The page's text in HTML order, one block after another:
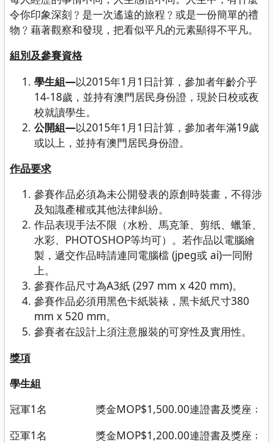
令你印象深刻﹖是一次遙遠的旅程﹖或是一份簡單的禮
物﹖藉著觀察和發現，把看似平凡的元素顯得不平凡。
組別及參賽資格
學生組—以2015年1月1日計算，參加者年齡介乎
14-18歲，並持有澳門居民身份證，現於日校或夜
校就讀學生。
公開組—以2015年1月1日計算，參加者年滿19歲
或以上，並持有澳門居民身份證。
作品要求
參賽作品必須為未公開發表的原創時裝畫，不得涉
及知識產權或其他法律糾紛。
作品表現手法不限（水粉、馬克筆、剪纸、蠟筆、
水彩、PHOTOSHOP等均可）。若作品以電腦繪
製，遞交作品時請連同電腦檔 (jpeg或 ai)一同附
上。
參賽作品尺寸為A3紙 (297 mm x 420 mm)。
參賽作品必須用黑色卡紙裝裱，黑卡紙尺寸380
mm x 520 mm。
參賽者在設計上須注意服裝的可穿性及實用性。
獎項
學生組
冠軍1名 獎金MOP$1,500.00連證書及獎座﹔
亞軍1名 獎金MOP$1,200.00連證書及獎座﹔